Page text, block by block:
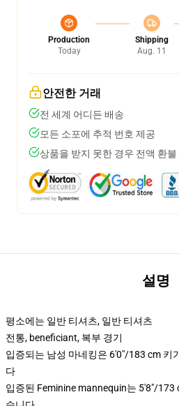
Production
Today
Shipping
Aug. 11
안전한 거래
전 세계 어디든 배송
모든 소포에 추적 번호 제공
상품을 받지 못한 경우 전액 환불
설명
평소에는 일반 티셔츠, 일반 티셔츠
전통, beneficiant, 복부 경기
입증되는 남성 마네킹은 6'0"/183 cm 키
다
입증된 Feminine mannequin는 5'8"/173